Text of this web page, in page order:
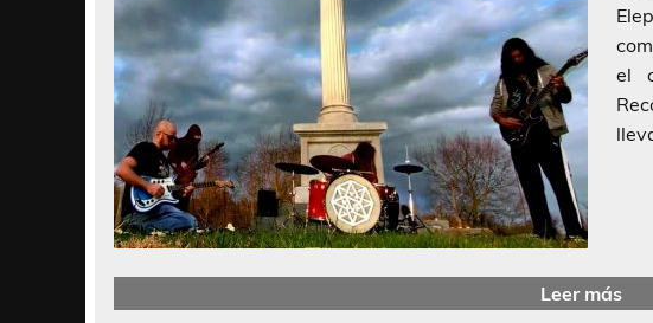
el
Leer más